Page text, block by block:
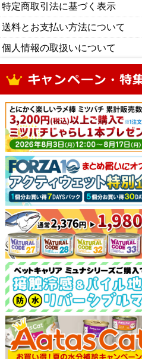
特定商取引法に基づく表示
送料とお支払い方法について
個人情報の取扱いについて